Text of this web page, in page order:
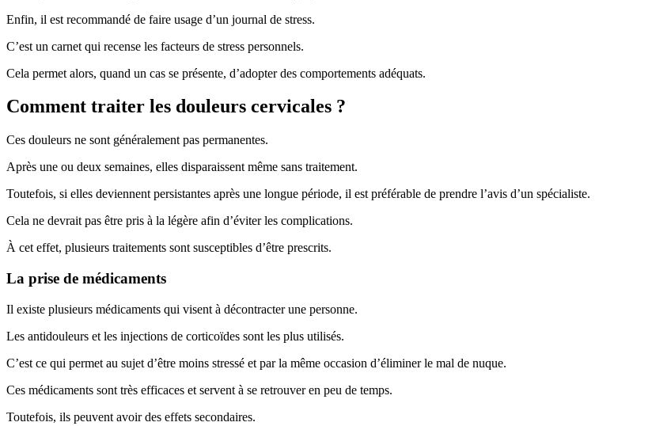
Enfin, il est recommandé de faire usage d’un journal de stress.
C’est un carnet qui recense les facteurs de stress personnels.
Cela permet alors, quand un cas se présente, d’adopter des comportements adéquats.
Comment traiter les douleurs cervicales ?
Ces douleurs ne sont généralement pas permanentes.
Après une ou deux semaines, elles disparaissent même sans traitement.
Toutefois, si elles deviennent persistantes après une longue période, il est préférable de prendre l’avis d’un spécialiste.
Cela ne devrait pas être pris à la légère afin d’éviter les complications.
À cet effet, plusieurs traitements sont susceptibles d’être prescrits.
La prise de médicaments
Il existe plusieurs médicaments qui visent à décontracter une personne.
Les antidouleurs et les injections de corticoïdes sont les plus utilisés.
C’est ce qui permet au sujet d’être moins stressé et par la même occasion d’éliminer le mal de nuque.
Ces médicaments sont très efficaces et servent à se retrouver en peu de temps.
Toutefois, ils peuvent avoir des effets secondaires.